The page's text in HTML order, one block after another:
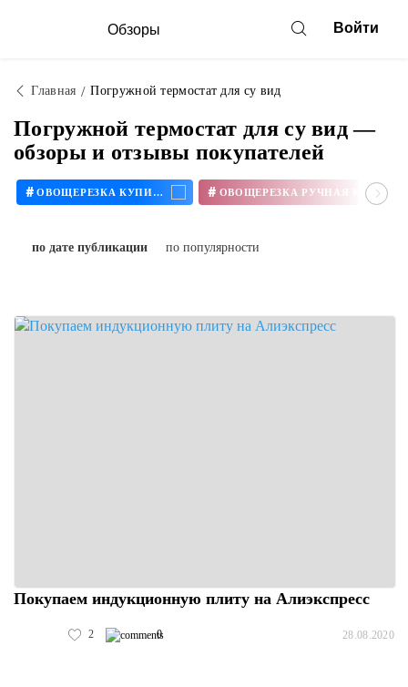
Обзоры Войти
Главная Погружной термостат для су вид
Погружной термостат для су вид —
обзоры и отзывы покупателей
# ОВОЩЕРЕЗКА КУПИТЬ # ОВОЩЕРЕЗКА РУЧНАЯ КУПИТЬ
по дате публикации по популярности
Покупаем индукционную плиту на Алиэкспресс
2 0 28.08.2020